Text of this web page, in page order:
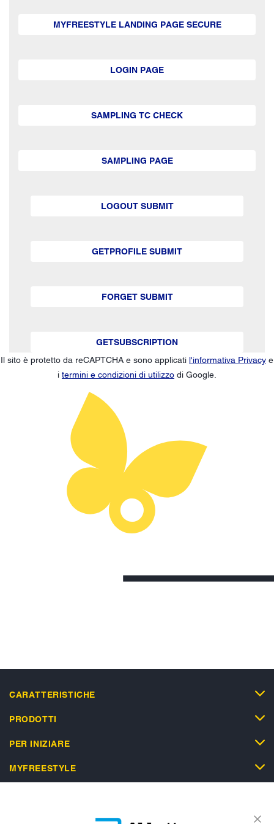
MYFREESTYLE LANDING PAGE SECURE
LOGIN PAGE
SAMPLING TC CHECK
SAMPLING PAGE
LOGOUT SUBMIT
GETPROFILE SUBMIT
FORGET SUBMIT
GETSUBSCRIPTION
Il sito è protetto da reCAPTCHA e sono applicati l'informativa Privacy e
i termini e condizioni di utilizzo di Google.
CARATTERISTICHE
PRODOTTI
PER INIZIARE
MYFREESTYLE